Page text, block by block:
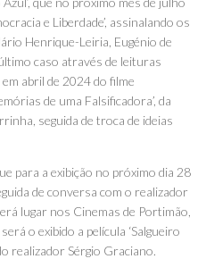
e Liberdade’, assinalando os
Henrique-Leiria, Eugénio de
caso através de leituras
abril de 2024 do filme
de uma Falsificadora’, da
seguida de troca de ideias
para a exibição no próximo dia 28
de conversa com o realizador
lugar nos Cinemas de Portimão,
o exibido a película ‘Salgueiro
realizador Sérgio Graciano.